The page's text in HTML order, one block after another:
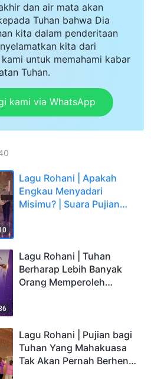
dan air mata akan
Tuhan bahwa Dia
kita dalam penderitaan
kita dari
untuk memahami kabar
Tuhan.
kami via WhatsApp
Lagu Rohani | Apakah
Engkau Menyadari
Misimu? | Suara Pujian
Lagu Rohani | Tuhan
Berharap Lebih Banyak
Orang Memperoleh
Lagu Rohani | Pujian bagi
Tuhan Yang Mahakuasa
Tak Akan Pernah Berhenti